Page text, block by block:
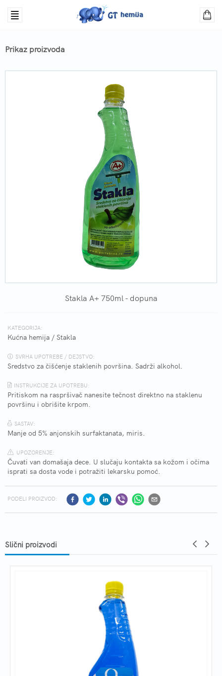
Prikaz proizvoda
Stakla A+ 750ml - dopuna
KATEGORIJA:
Kućna hemija / Stakla
SVRHA UPOTREBE / DEJSTVO:
Sredstvo za čišćenje staklenih površina. Sadrži alkohol.
INSTRUKCIJE ZA UPOTREBU:
Pritiskom na raspršivač nanesite tečnost direktno na staklenu
površinu i obrišite krpom.
SASTAV:
Manje od 5% anjonskih surfaktanata, miris.
UPOZORENJE:
Čuvati van domašaja dece. U slučaju kontakta sa kožom i očima
isprati sa dosta vode i potražiti lekarsku pomoć.
PODELI PROIZVOD:
Slični proizvodi